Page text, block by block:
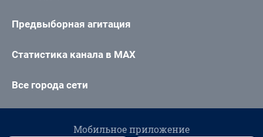
Предвыборная агитация
Статистика канала в MAX
Все города сети
Мобильное приложение